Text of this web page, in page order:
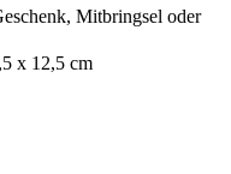
Mitbringsel oder
x 12,5 cm